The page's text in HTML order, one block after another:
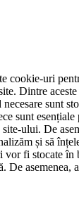
cookie-uri
Dintre
sunt
sunt
ului. De
și să
vor fi stocate în
De asemenea,